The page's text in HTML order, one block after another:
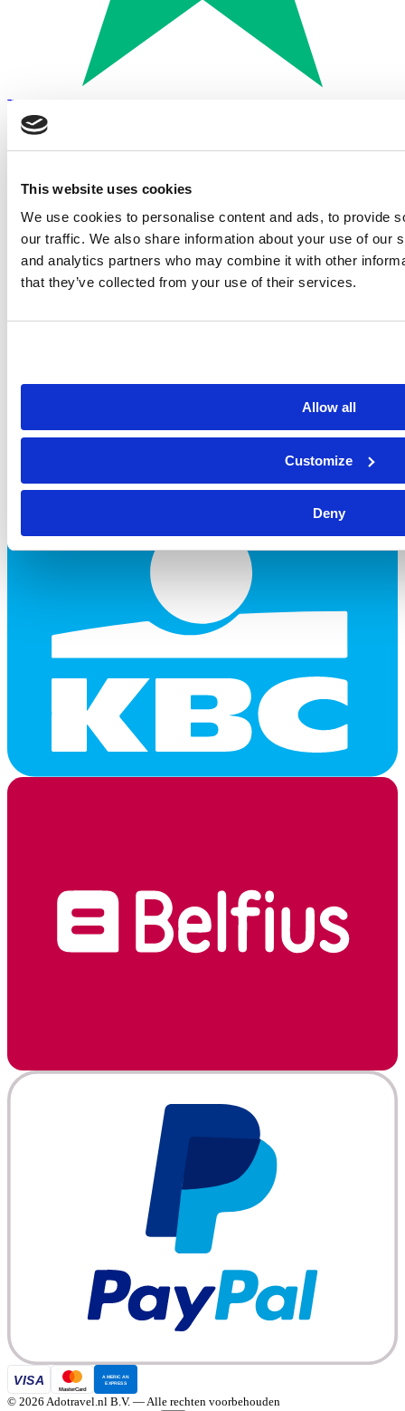
This website uses cookies
We use cookies to personalise content and ads, to provide
our traffic. We also share information about your use of our
and analytics partners who may combine it with other
that they’ve collected from your use of their services.
Allow all
Customize
Deny
Trustpilot
Betalen met:
© 2026 Adotravel.nl B.V. — Alle rechten voorbehouden